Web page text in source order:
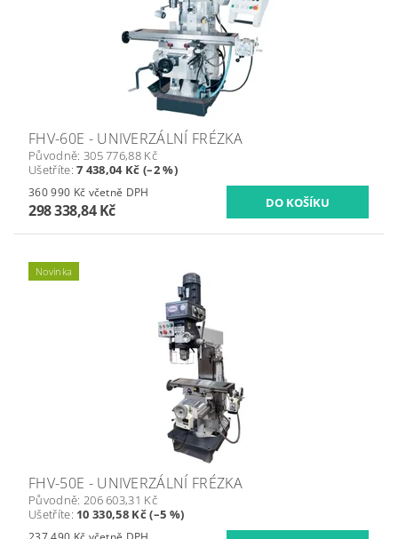
FHV-60E - UNIVERZÁLNÍ FRÉZKA
Původně: 305 776,88 Kč
Ušetříte:7 438,04 Kč (–2 %)
360 990 Kč včetně DPH
298 338,84 Kč
Novinka
FHV-50E - UNIVERZÁLNÍ FRÉZKA
Původně: 206 603,31 Kč
Ušetříte: 10 330,58 Kč (–5 %)